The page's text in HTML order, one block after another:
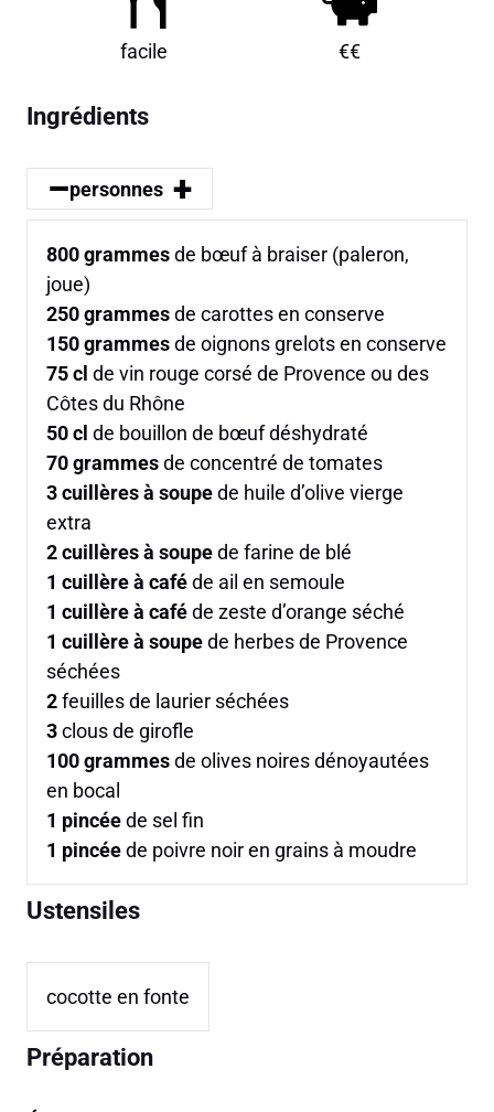
facile €€
Ingrédients
–personnes +
800grammesde bœuf à braiser (paleron,
joue)
250grammesde carottes en conserve
150grammesde oignons grelots en conserve
75cl de vin rouge corsé de Provence ou des
Côtes du Rhône
50cl de bouillon de bœuf déshydraté
70grammesde concentré de tomates
3cuillères à soupede huile d’olive vierge
extra
2cuillères à soupede farine de blé
1 cuillère à caféde ail en semoule
1 cuillère à caféde zeste d’orange séché
1 cuillère à soupede herbes de Provence
séchées
2feuilles de laurier séchées
3clous de girofle
100grammesde olives noires dénoyautées
en bocal
1 pincéede sel fin
1 pincéede poivre noir en grains à moudre
Ustensiles
cocotte en fonte
Préparation